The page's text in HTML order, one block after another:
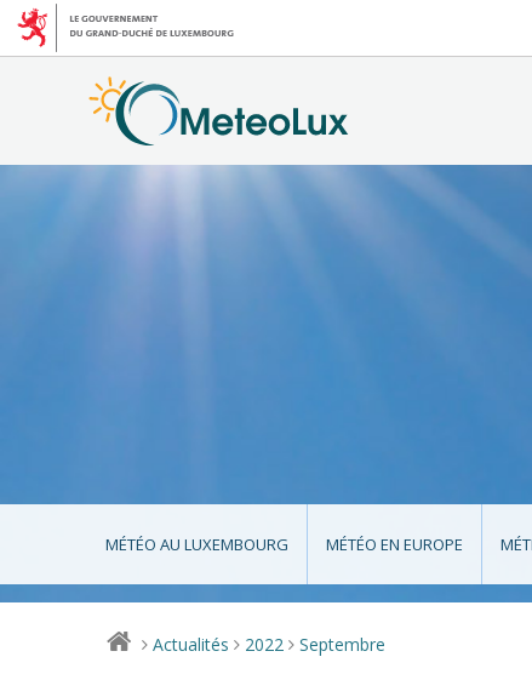
MÉTÉO AU LUXEMBOURG MÉTÉO EN EUROPE
> Actualités > 2022 > Septembre